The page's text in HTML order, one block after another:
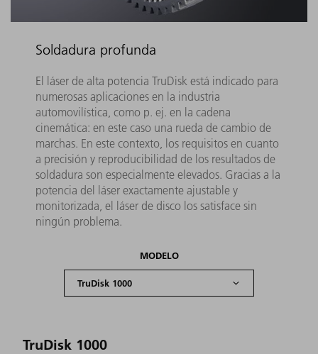
Soldadura profunda
El láser de alta potencia TruDisk está indicado para
numerosas aplicaciones en la industria
automovilística, como p. ej. en la cadena
cinemática: en este caso una rueda de cambio de
marchas. En este contexto, los requisitos en cuanto
a precisión y reproducibilidad de los resultados de
soldadura son especialmente elevados. Gracias a la
potencia del láser exactamente ajustable y
monitorizada, el láser de disco los satisface sin
ningún problema.
MODELO
TruDisk 1000